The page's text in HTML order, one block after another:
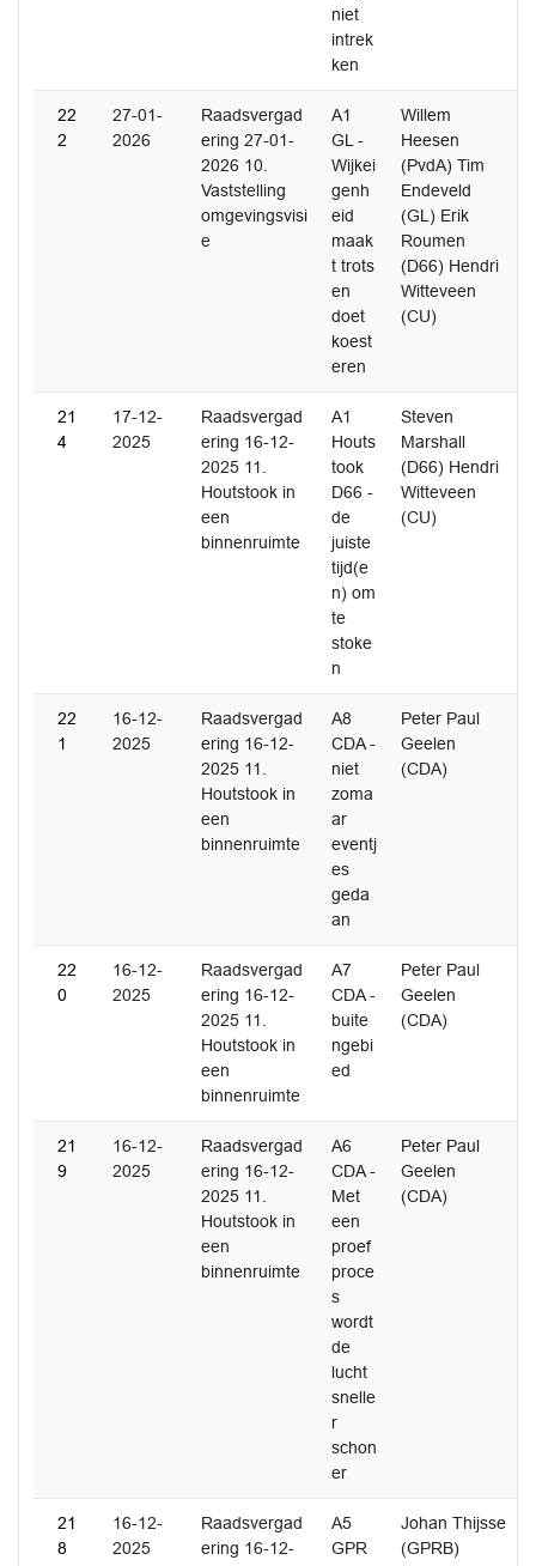
niet
intrek
ken
22
2
27-01-
2026
Raadsvergad
ering 27-01-
2026 10.
Vaststelling
omgevingsvisi
e
A1
GL -
Wijkei
genh
eid
maak
t trots
en
doet
koest
eren
Willem
Heesen
(PvdA) Tim
Endeveld
(GL) Erik
Roumen
(D66) Hendri
Witteveen
(CU)
21
4
17-12-
2025
Raadsvergad
ering 16-12-
2025 11.
Houtstook in
een
binnenruimte
A1
Houts
took
D66 -
de
juiste
tijd(e
n) om
te
stoke
n
Steven
Marshall
(D66) Hendri
Witteveen
(CU)
22
1
16-12-
2025
Raadsvergad
ering 16-12-
2025 11.
Houtstook in
een
binnenruimte
A8
CDA -
niet
zoma
ar
eventj
es
geda
an
Peter Paul
Geelen
(CDA)
22
0
16-12-
2025
Raadsvergad
ering 16-12-
2025 11.
Houtstook in
een
binnenruimte
A7
CDA -
buite
ngebi
ed
Peter Paul
Geelen
(CDA)
21
9
16-12-
2025
Raadsvergad
ering 16-12-
2025 11.
Houtstook in
een
binnenruimte
A6
CDA -
Met
een
proef
proce
s
wordt
de
lucht
snelle
r
schon
er
Peter Paul
Geelen
(CDA)
21
8
16-12-
2025
Raadsvergad
ering 16-12-
A5
GPR
Johan Thijsse
(GPRB)